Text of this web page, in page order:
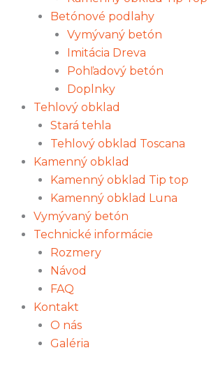
Betónové podlahy
Vymývaný betón
Imitácia Dreva
Pohľadový betón
Doplnky
Tehlový obklad
Stará tehla
Tehlový obklad Toscana
Kamenný obklad
Kamenný obklad Tip top
Kamenný obklad Luna
Vymývaný betón
Technické informácie
Rozmery
Návod
FAQ
Kontakt
O nás
Galéria